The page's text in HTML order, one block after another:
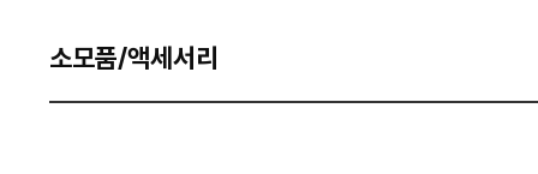
소모품/액세서리